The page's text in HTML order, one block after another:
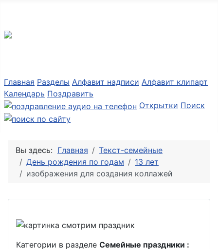
Главная Разделы Алфавит надписи Алфавит клипарт
Календарь Поздравить
Открытки Поиск
Вы здесь: Главная
Текст-семейные
День рождения по годам
13 лет
изображения для создания коллажей
Категории в разделе Семейные праздники :